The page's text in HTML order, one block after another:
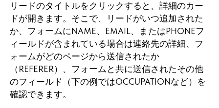
リードのタイトルをクリックすると、詳細のカー
ドが開きます。そこで、リードがいつ追加された
か、フォームにNAME、EMAIL、またはPHONEフ
ィールドが含まれている場合は連絡先の詳細、フ
ォームがどのページから送信されたか
（REFERER）、フォームと共に送信されたその他
のフィールド（下の例ではOCCUPATIONなど）を
確認できます。